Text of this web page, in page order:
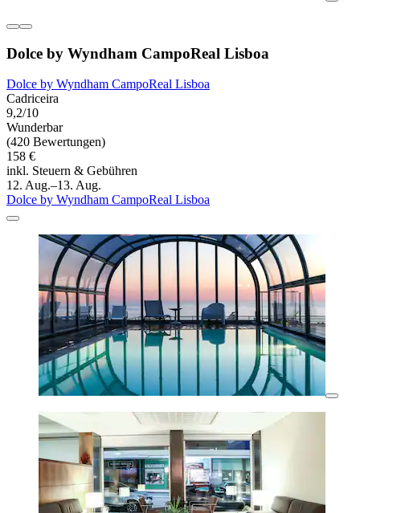
Dolce by Wyndham CampoReal Lisboa
Dolce by Wyndham CampoReal Lisboa
Cadriceira
9,2/10
Wunderbar
(420 Bewertungen)
158 €
inkl. Steuern & Gebühren
12. Aug.–13. Aug.
Dolce by Wyndham CampoReal Lisboa